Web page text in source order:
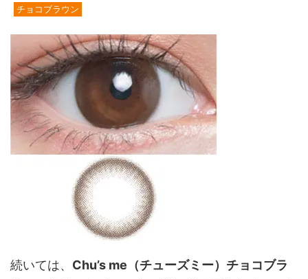
チョコブラウン
続いては、 Chu’s me（チューズミー）チョコブラ